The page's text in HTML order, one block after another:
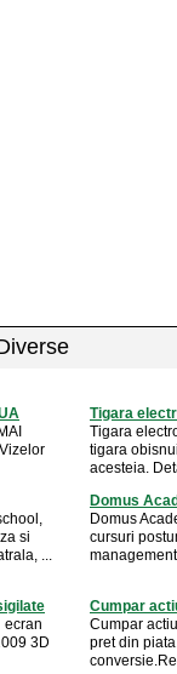
Tigara
Tigara
tigara
acesteia.
si
...
Domus
Domus
cursuri
ecran
3D
Cumpar
Cumpar
pret din